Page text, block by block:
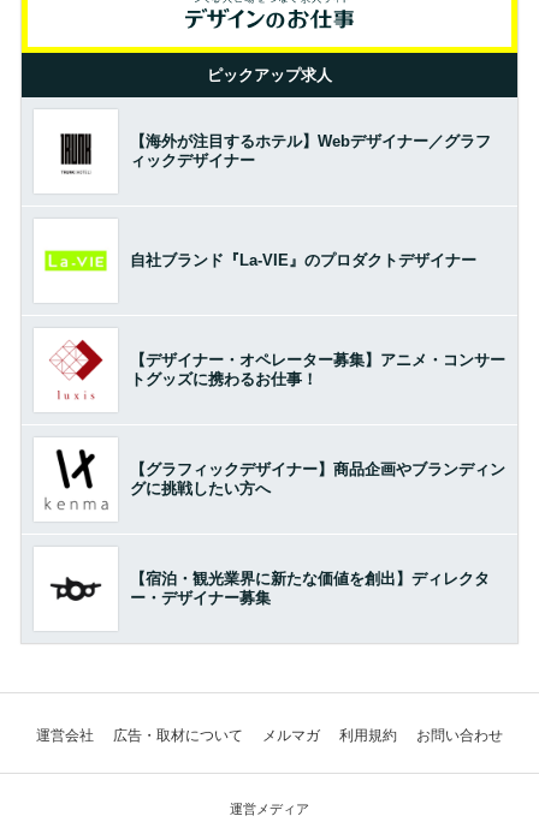
ピックアップ求人
【海外が注目するホテル】Webデザイナー／グラフ
ィックデザイナー
自社ブランド『La-VIE』のプロダクトデザイナー
【デザイナー・オペレーター募集】アニメ・コンサー
トグッズに携わるお仕事！
【グラフィックデザイナー】商品企画やブランディン
グに挑戦したい方へ
【宿泊・観光業界に新たな価値を創出】ディレクタ
ー・デザイナー募集
運営会社 広告・取材について メルマガ 利用規約 お問い合わせ
運営メディア